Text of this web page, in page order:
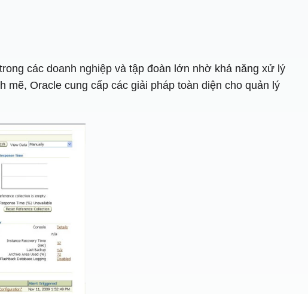
các doanh nghiệp và tập đoàn lớn nhờ khả năng xử lý
Oracle cung cấp các giải pháp toàn diện cho quản lý